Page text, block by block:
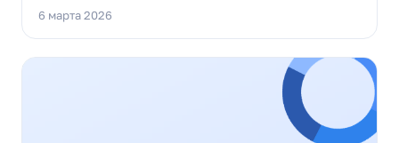
6 марта 2026